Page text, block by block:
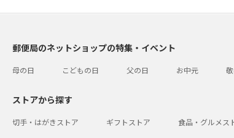
郵便局のネットショップの特集・イベント
母の日 こどもの日 父の日 お中元
ストアから探す
切手・はがきストア ギフトストア 食品・グルメス